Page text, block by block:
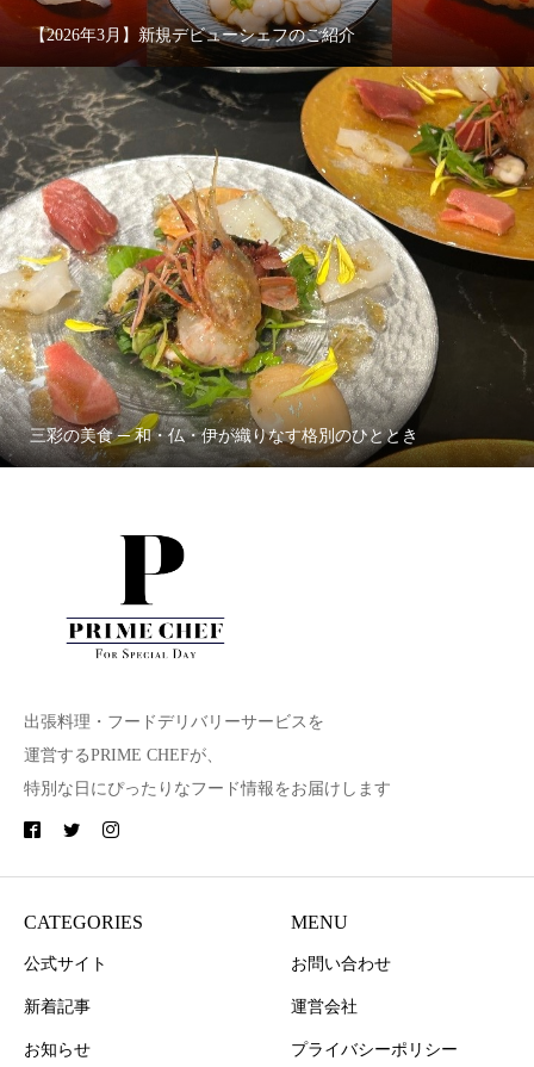
【2026年3月】新規デビューシェフのご紹介
三彩の美食 ─ 和・仏・伊が織りなす格別のひととき
出張料理・フードデリバリーサービスを
運営するPRIME CHEFが、
特別な日にぴったりなフード情報をお届けします
CATEGORIES
公式サイト
新着記事
お知らせ
MENU
お問い合わせ
運営会社
プライバシーポリシー